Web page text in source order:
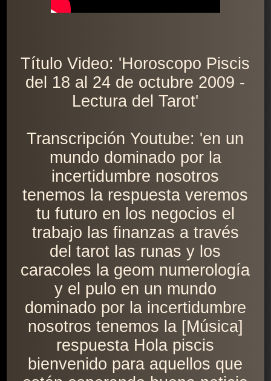
Título Video: 'Horoscopo Piscis
del 18 al 24 de octubre 2009 -
Lectura del Tarot'
Transcripción Youtube: 'en un
mundo dominado por la
incertidumbre nosotros
tenemos la respuesta veremos
tu futuro en los negocios el
trabajo las finanzas a través
del tarot las runas y los
caracoles la geom numerología
y el pulo en un mundo
dominado por la incertidumbre
nosotros tenemos la [Música]
respuesta Hola piscis
bienvenido para aquellos que